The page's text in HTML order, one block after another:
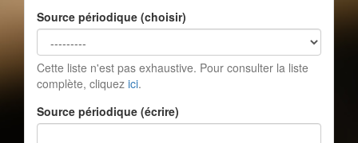
Source périodique (choisir)
Cette liste n'est pas exhaustive. Pour consulter la liste
complète, cliquez ici.
Source périodique (écrire)